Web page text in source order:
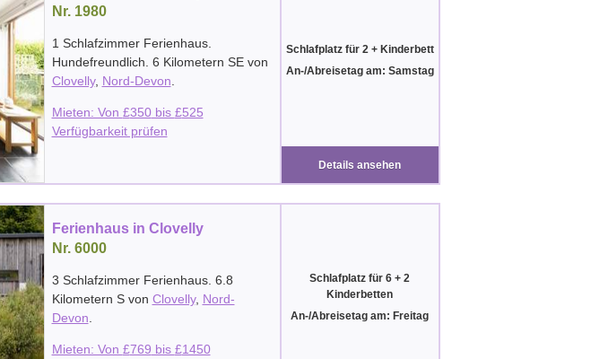
Nr. 1980
1 Schlafzimmer Ferienhaus.
Hundefreundlich. 6 Kilometern SE von
Clovelly, Nord-Devon
Mieten: Von £350bis £525
Verfügbarkeit prüfen
Schlafplatz für 2 + Kinderbett
An-/Abreisetag am: Samstag
Details ansehen
Ferienhaus in Clovelly
Nr. 6000
3 Schlafzimmer Ferienhaus. 6.8
Kilometern S von Clovelly, Nord-
Devon
Mieten: Von £769 bis £1450
Schlafplatz für 6 + 2
Kinderbetten
An-/Abreisetag am: Freitag